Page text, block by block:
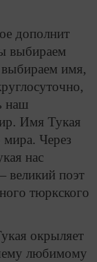
дополнит
выбираем
имя,
наш
Имя Тукая
мира. Через
нас
великий поэт
тюркского
окрыляет
любимому